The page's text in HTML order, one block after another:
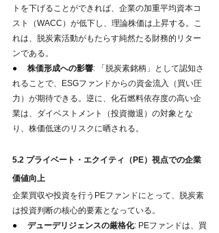
トを下げることができれば、企業の加重平均資本コ
スト（WACC）が低下し、理論株価は上昇する。こ
れは、脱炭素活動がもたらす純然たる財務的リター
ンである。
● 株価形成への影響: 「脱炭素銘柄」として認知さ
れることで、ESGファンドからの資金流入（買い圧
力）が期待できる。逆に、化石燃料依存度の高い企
業は、ダイベストメント（投資撤退）の対象とな
り、株価低迷のリスクに晒される。
5.2 プライベート・エクイティ（PE）視点での企業
価値向上
企業買収や投資を行うPEファンドにとって、脱炭素
は投資判断の核心的要素となっている。
● デューデリジェンスの厳格化: PEファンドは、買